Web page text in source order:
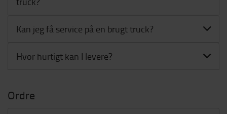
Kan jeg få service på en brugt truck?
Hvor hurtigt kan I levere?
Ordre